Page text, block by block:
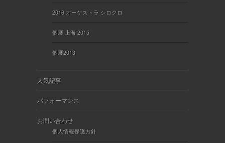
2016 オーケストラ シロクロ
個展 上海 2015
個展2013
人気記事
パフォーマンス
お問い合わせ
個人情報保護方針